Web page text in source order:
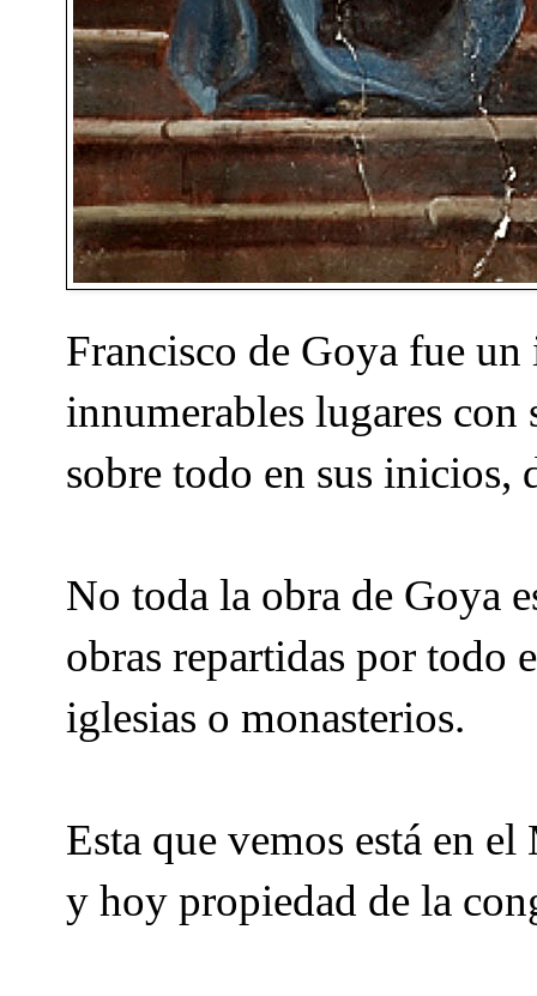
Francisco de Goya fue un
innumerables lugares con
sobre todo en sus inicios,
No toda la obra de Goya
obras repartidas por todo
iglesias o monasterios.
Esta que vemos está en
y hoy propiedad de la